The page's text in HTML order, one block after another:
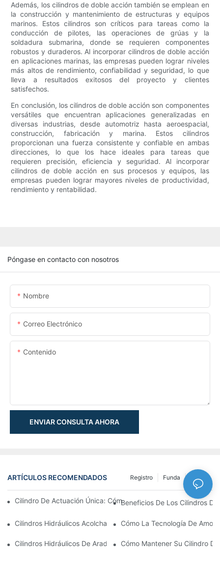
Además, los cilindros de doble acción también se emplean en
la construcción y mantenimiento de estructuras y equipos
marinos. Estos cilindros son críticos para tareas como la
conducción de pilotes, las operaciones de grúas y la
soldadura submarina, donde se requieren componentes
robustos y duraderos. Al incorporar cilindros de doble acción
en aplicaciones marinas, las empresas pueden lograr niveles
más altos de rendimiento, confiabilidad y seguridad, lo que
lleva a resultados exitosos del proyecto y clientes
satisfechos.
En conclusión, los cilindros de doble acción son componentes
versátiles que encuentran aplicaciones generalizadas en
diversas industrias, desde automotriz hasta aeroespacial,
construcción, fabricación y marina. Estos cilindros
proporcionan una fuerza consistente y confiable en ambas
direcciones, lo que los hace ideales para tareas que
requieren precisión, eficiencia y seguridad. Al incorporar
cilindros de doble acción en sus procesos y equipos, las
empresas pueden lograr mayores niveles de productividad,
rendimiento y rentabilidad.
Póngase en contacto con nosotros
Nombre
Correo Electrónico
Contenido
ENVIAR CONSULTA AHORA
ARTÍCULOS RECOMENDADOS NEWS
Funda
Registro
Cilindro De Actuación Única: Cómo Funciona & Aplicaciones
Beneficios De Los Cilindros
Cilindros Hidráulicos Acolchados: Impacto Reductor &
Cómo La Tecnología De
Cilindros Hidráulicos De Arado De Nieve: Características Clave
Cómo Mantener Su Cilindro